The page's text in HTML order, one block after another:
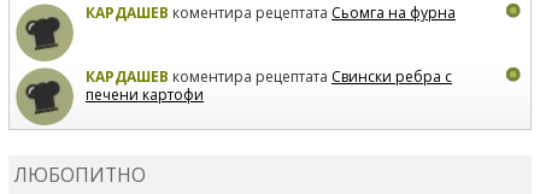
КАРДАШЕВ коментира рецептата Сьомга на фурна
КАРДАШЕВ коментира рецептата Свински ребра с
печени картофи
ЛЮБОПИТНО